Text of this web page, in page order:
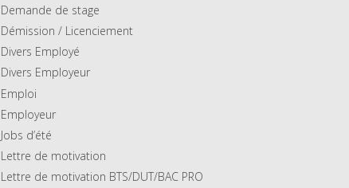
Demande de stage
Démission / Licenciement
Divers Employé
Divers Employeur
Emploi
Employeur
Jobs d’été
Lettre de motivation
Lettre de motivation BTS/DUT/BAC PRO